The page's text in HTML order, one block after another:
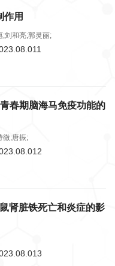
作用
;刘和亮;郭灵丽;
春期脑海马免疫功能的
微;唐振;
肾脏铁死亡和炎症的影